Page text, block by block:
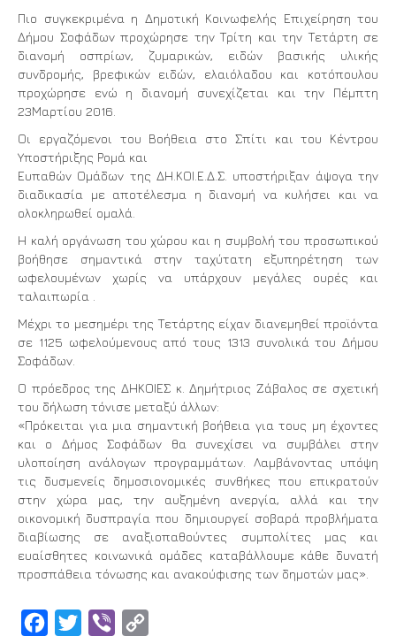
Πιο συγκεκριμένα η Δημοτική Κοινωφελής Επιχείρηση του
Δήμου Σοφάδων προχώρησε την Τρίτη και την Τετάρτη σε
διανομή οσπρίων, ζυμαρικών, ειδών βασικής υλικής
συνδρομής, βρεφικών ειδών, ελαιόλαδου και κοτόπουλου
προχώρησε ενώ η διανομή συνεχίζεται και την Πέμπτη
23Μαρτίου 2016.
Οι εργαζόμενοι του Βοήθεια στο Σπίτι και του Κέντρου
Υποστήριξης Ρομά και
Ευπαθών Ομάδων της ΔΗ.ΚΟΙ.Ε.Δ.Σ. υποστήριξαν άψογα την
διαδικασία με αποτέλεσμα η διανομή να κυλήσει και να
ολοκληρωθεί ομαλά.
Η καλή οργάνωση του χώρου και η συμβολή του προσωπικού
βοήθησε σημαντικά στην ταχύτατη εξυπηρέτηση των
ωφελουμένων χωρίς να υπάρχουν μεγάλες ουρές και
ταλαιπωρία .
Μέχρι το μεσημέρι της Τετάρτης είχαν διανεμηθεί προϊόντα
σε 1125 ωφελούμενους από τους 1313 συνολικά του Δήμου
Σοφάδων.
Ο πρόεδρος της ΔΗΚΟΙΕΣ κ. Δημήτριος Ζάβαλος σε σχετική
του δήλωση τόνισε μεταξύ άλλων:
«Πρόκειται για μια σημαντική βοήθεια για τους μη έχοντες
και ο Δήμος Σοφάδων θα συνεχίσει να συμβάλει στην
υλοποίηση ανάλογων προγραμμάτων. Λαμβάνοντας υπόψη
τις δυσμενείς δημοσιονομικές συνθήκες που επικρατούν
στην χώρα μας, την αυξημένη ανεργία, αλλά και την
οικονομική δυσπραγία που δημιουργεί σοβαρά προβλήματα
διαβίωσης σε αναξιοπαθούντες συμπολίτες μας και
ευαίσθητες κοινωνικά ομάδες καταβάλλουμε κάθε δυνατή
προσπάθεια τόνωσης και ανακούφισης των δημοτών μας».
Facebook
Twitter Viber